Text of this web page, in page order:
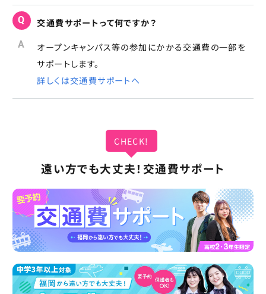
Q 交通費サポートって何ですか？
A
オープンキャンパス等の参加にかかる交通費の一部を
サポートします。
詳しくは交通費サポートへ
CHECK!
遠い方でも大丈夫！交通費サポート